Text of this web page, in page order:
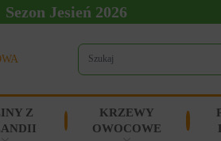
Sezon Jesień 2026
Z
KRZEWY
OWOCOWE